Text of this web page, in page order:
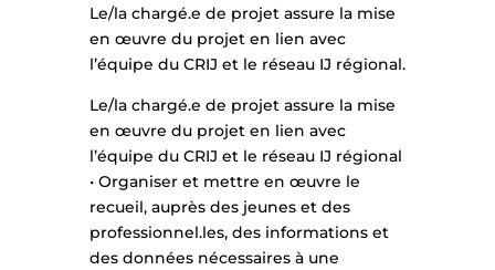
Le/la chargé.e de projet assure la mise
en œuvre du projet en lien avec
l’équipe du CRIJ et le réseau IJ régional.
Le/la chargé.e de projet assure la mise
en œuvre du projet en lien avec
l’équipe du CRIJ et le réseau IJ régional
• Organiser et mettre en œuvre le
recueil, auprès des jeunes et des
professionnel.les, des informations et
des données nécessaires à une